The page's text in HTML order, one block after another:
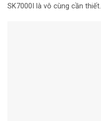
SK7000I là vô cùng cần thiết.